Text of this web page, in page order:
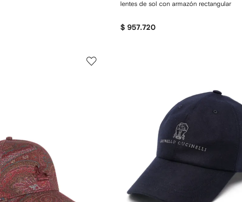
lentes de sol con armazón rectangular
$ 957.720